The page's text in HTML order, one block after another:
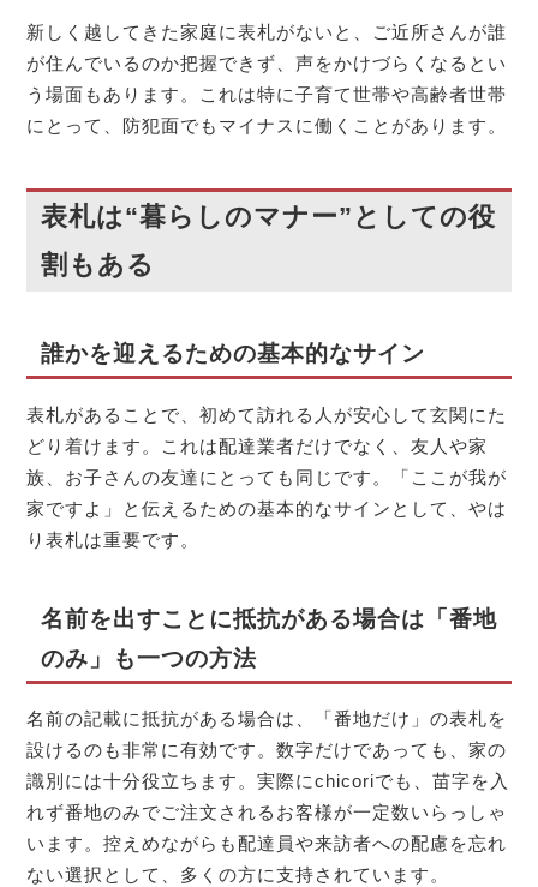
新しく越してきた家庭に表札がないと、ご近所さんが誰
が住んでいるのか把握できず、声をかけづらくなるとい
う場面もあります。これは特に子育て世帯や高齢者世帯
にとって、防犯面でもマイナスに働くことがあります。
表札は“暮らしのマナー”としての役
割もある
誰かを迎えるための基本的なサイン
表札があることで、初めて訪れる人が安心して玄関にた
どり着けます。これは配達業者だけでなく、友人や家
族、お子さんの友達にとっても同じです。「ここが我が
家ですよ」と伝えるための基本的なサインとして、やは
り表札は重要です。
名前を出すことに抵抗がある場合は「番地
のみ」も一つの方法
名前の記載に抵抗がある場合は、「番地だけ」の表札を
設けるのも非常に有効です。数字だけであっても、家の
識別には十分役立ちます。実際にchicoriでも、苗字を入
れず番地のみでご注文されるお客様が一定数いらっしゃ
います。控えめながらも配達員や来訪者への配慮を忘れ
ない選択として、多くの方に支持されています。